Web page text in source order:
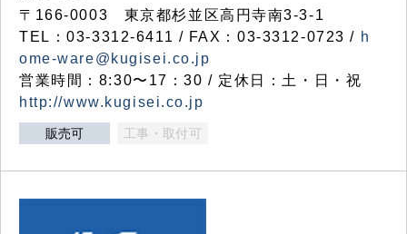
〒166-0003 東京都杉並区高円寺南3-3-1
TEL：03-3312-6411 / FAX：03-3312-0723 / h
ome-ware@kugisei.co.jp
営業時間：8:30〜17：30 / 定休日：土・日・祝
http://www.kugisei.co.jp
販売可 工事・取付可